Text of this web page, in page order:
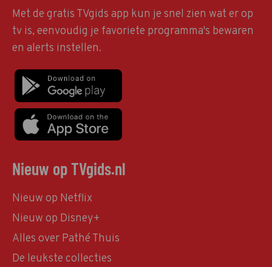
Met de gratis TVgids app kun je snel zien wat er op
tv is, eenvoudig je favoriete programma's bewaren
en alerts instellen.
Nieuw op TVgids.nl
Nieuw op Netflix
Nieuw op Disney+
Alles over Pathé Thuis
De leukste collecties